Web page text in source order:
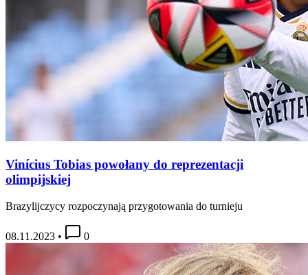
Vinícius Tobias powołany do reprezentacji
olimpijskiej
Brazylijczycy rozpoczynają przygotowania do turnieju
08.11.2023 • 0